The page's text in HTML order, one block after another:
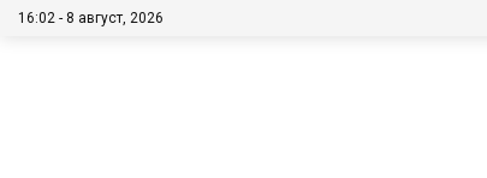
16:02 - 8 август, 2026